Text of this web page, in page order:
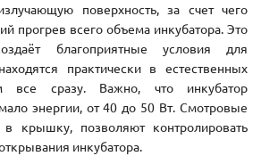
поверхность, за счет чего
прогрев всего объема инкубатора. Это
благоприятные условия для
практически в естественных
все сразу. Важно, что инкубатор
энергии, от 40 до 50 Вт. Смотровые
крышку, позволяют контролировать
инкубатора.